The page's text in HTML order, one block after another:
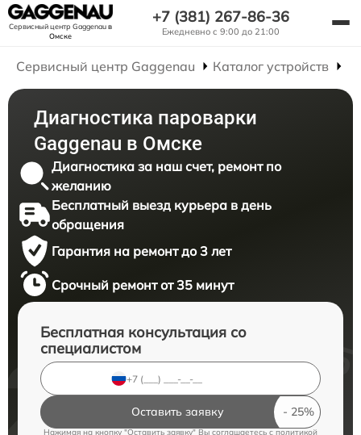
Сервисный центр Gaggenauв
Омске
+7 (381) 267-86-36
Ежедневно с 9:00 до 21:00
Сервисный центр Gaggenau Каталог устройств
Диагностика пароварки
Gaggenau в Омске
Диагностика за наш счет, ремонт по
желанию
Бесплатный выезд курьера в день
обращения
Гарантия на ремонт до 3 лет
Срочный ремонт от 35 минут
Бесплатная консультация со
специалистом
Оставить заявку
Нажимая на кнопку "Оставить заявку" Вы соглашаетесь c политикой